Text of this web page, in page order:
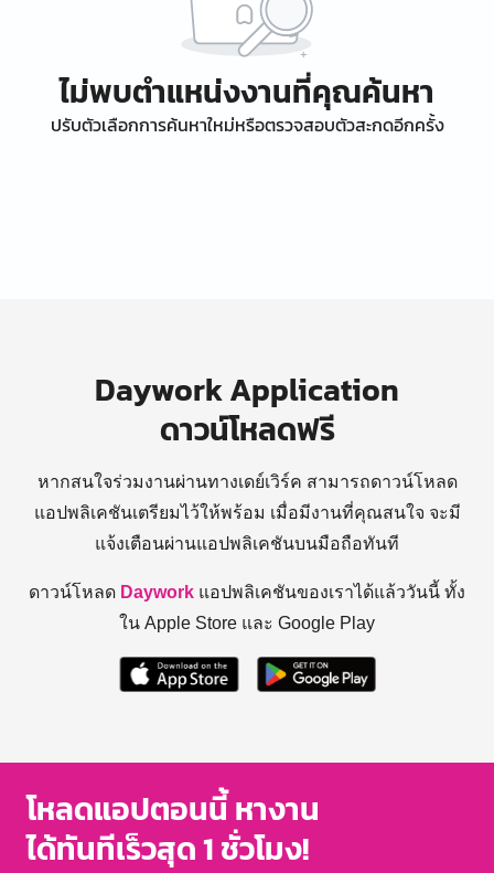
ไม่พบตำแหน่งงานที่คุณค้นหา
ปรับตัวเลือกการค้นหาใหม่หรือตรวจสอบตัวสะกดอีกครั้ง
Daywork Application
ดาวน์โหลดฟรี
หากสนใจร่วมงานผ่านทางเดย์เวิร์ค สามารถดาวน์โหลด
แอปพลิเคชันเตรียมไว้ให้พร้อม เมื่อมีงานที่คุณสนใจ จะมี
แจ้งเตือนผ่านแอปพลิเคชันบนมือถือทันที
ดาวน์โหลด Daywork แอปพลิเคชันของเราได้แล้ววันนี้ ทั้ง
ใน Apple Store และ Google Play
โหลดแอปตอนนี้ หางาน
ได้ทันทีเร็วสุด 1 ชั่วโมง!